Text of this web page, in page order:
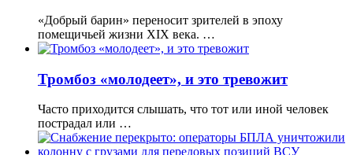
«Добрый барин» переносит зрителей в эпоху
помещичьей жизни XIX века. …
Тромбоз «молодеет», и это тревожит
Часто приходится слышать, что тот или иной человек
пострадал или …